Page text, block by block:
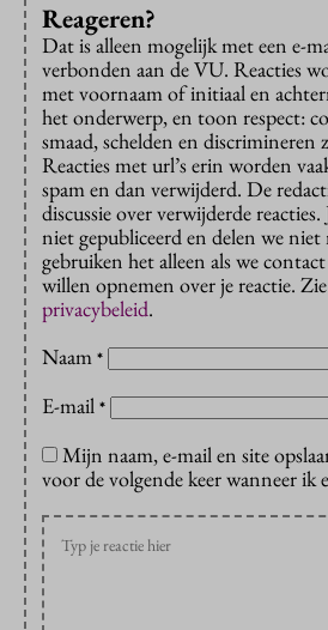
Reageren?
Dat is alleen mogelijk met een e-
verbonden aan de VU. Reacties
met voornaam of initiaal en
het onderwerp, en toon respect:
smaad, schelden en discrimineren
Reacties met url’s erin worden
spam en dan verwijderd. De
discussie over verwijderde
niet gepubliceerd en delen we niet
gebruiken het alleen als we
willen opnemen over je reactie.
privacybeleid.
Naam *
E-mail *
Mijn naam, e-mail en site
voor de volgende keer wanneer ik